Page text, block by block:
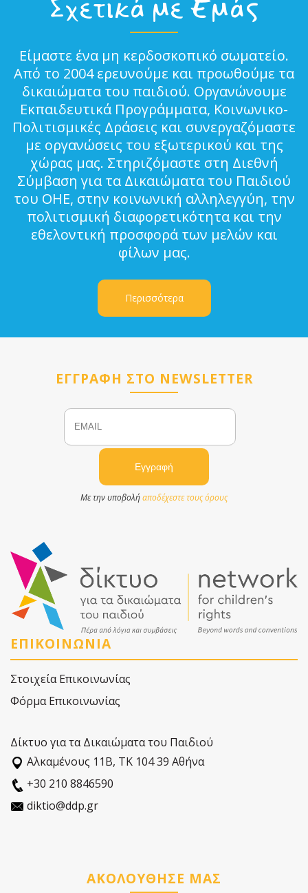
Σχετικά με Εμάς
Είμαστε ένα μη κερδοσκοπικό σωματείο.
Από το 2004 ερευνούμε και προωθούμε τα
δικαιώματα του παιδιού. Οργανώνουμε
Εκπαιδευτικά Προγράμματα, Κοινωνικο-
Πολιτισμικές Δράσεις και συνεργαζόμαστε
με οργανώσεις του εξωτερικού και της
χώρας μας. Στηριζόμαστε στη Διεθνή
Σύμβαση για τα Δικαιώματα του Παιδιού
του ΟΗΕ, στην κοινωνική αλληλεγγύη, την
πολιτισμική διαφορετικότητα και την
εθελοντική προσφορά των μελών και
φίλων μας.
Περισσότερα
ΕΓΓΡΑΦΗ ΣΤΟ NEWSLETTER
Email
Με την υποβολήαποδέχεστε τους όρους
ΕΠΙΚΟΙΝΩΝΙΑ
Στοιχεία Επικοινωνίας
Φόρμα Επικοινωνίας
Δίκτυο για τα Δικαιώματα του Παιδιού
Αλκαµένους 11Β, ΤΚ 104 39 Αθήνα
+30 210 8846590
diktio@ddp.gr
ΑΚΟΛΟΥΘΗΣΕ ΜΑΣ